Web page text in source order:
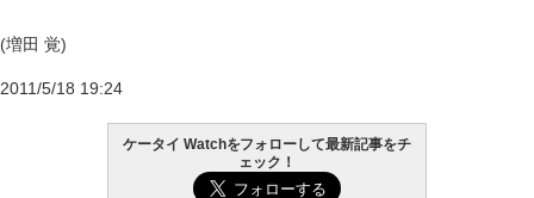
(増田 覚)
2011/5/18 19:24
ケータイ Watchをフォローして最新記事をチ
ェック！